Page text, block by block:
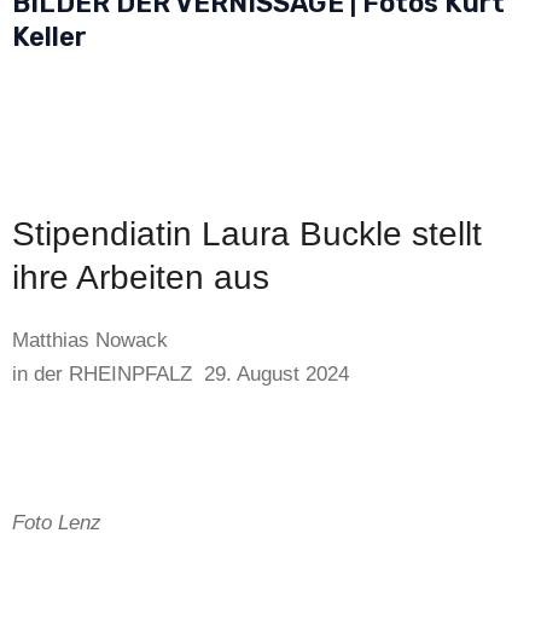
Keller
Stipendiatin Laura Buckle stellt
ihre Arbeiten aus
Matthias Nowack
in der RHEINPFALZ 29. August 2024
Foto Lenz